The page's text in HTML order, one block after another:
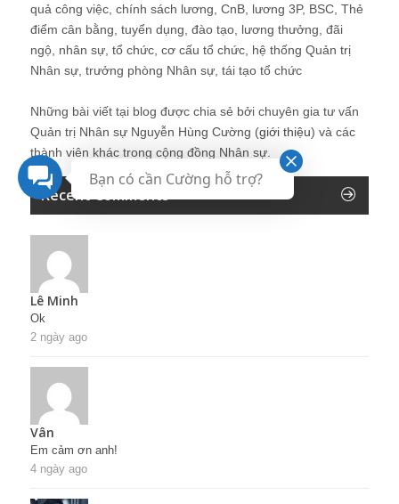
quả công việc, chính sách lương, CnB, lương 3P, BSC, Thẻ
điểm cân bằng, tuyển dụng, đào tạo, lương thưởng, đãi
ngộ, nhân sự, tổ chức, cơ cấu tổ chức, hệ thống Quản trị
Nhân sự, trưởng phòng Nhân sự, tái tạo tổ chức
Những bài viết tại blog được chia sẻ bởi chuyên gia tư vấn
Quản trị Nhân sự Nguyễn Hùng Cường (giới thiệu) và các
thành viên khác trong cộng đồng Nhân sự.
Recent Comments
Lê Minh
Ok
2 ngày ago
Vân
Em cảm ơn anh!
4 ngày ago
Bạn có cần Cường hỗ trợ?